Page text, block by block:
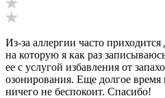
Из-за аллергии часто
на которую я как раз
ее с услугой избавления от
озонирования. Еще долгое время
ничего не беспокоит. Спасибо!